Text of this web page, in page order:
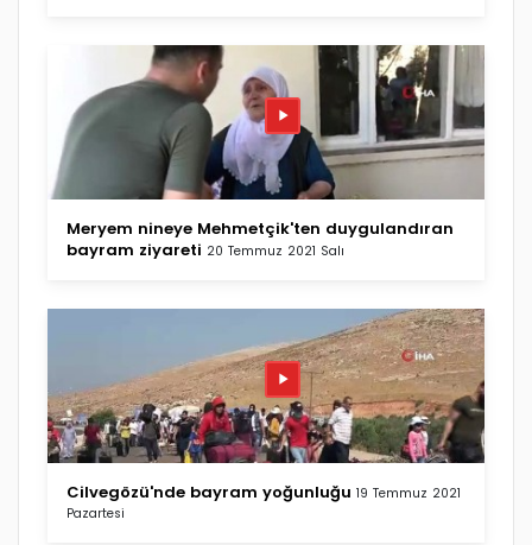
Meryem nineye Mehmetçik'ten duygulandıran
bayram ziyareti 20 Temmuz 2021 Salı
Cilvegözü'nde bayram yoğunluğu 19 Temmuz 2021
Pazartesi